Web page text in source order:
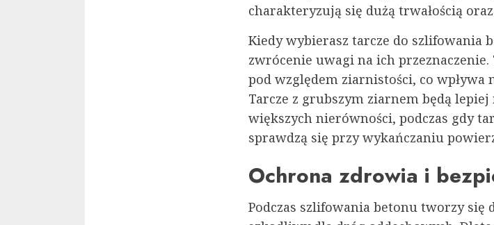
charakteryzują się dużą trwałością
Kiedy wybierasz tarcze do szlifowania
zwrócenie uwagi na ich
pod względem ziarnistości, co wpływa
Tarcze z grubszym ziarnem będą lepiej
większych nierówności, podczas gdy
sprawdzą się przy wykańczaniu
Ochrona zdrowia i
Podczas szlifowania betonu tworzy się